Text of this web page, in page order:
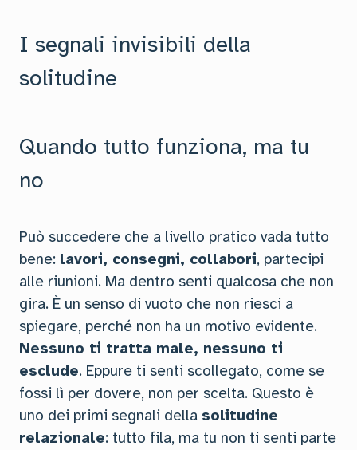
I segnali invisibili della
solitudine
Quando tutto funziona, ma tu
no
Può succedere che a livello pratico vada tutto
bene: lavori, consegni, collabori, partecipi
alle riunioni. Ma dentro senti qualcosa che non
gira. È un senso di vuoto che non riesci a
spiegare, perché non ha un motivo evidente.
Nessuno ti tratta male, nessuno ti
esclude. Eppure ti senti scollegato, come se
fossi lì per dovere, non per scelta. Questo è
uno dei primi segnali della solitudine
relazionale: tutto fila, ma tu non ti senti parte